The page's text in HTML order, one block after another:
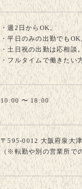
・週2日からOK。
・平日のみの出勤でもOK
・土日祝の出勤は応相談
・フルタイムで働きたい
10:00 〜 18:00
〒595-0012 大阪府泉大
（※転勤や別の営業所で